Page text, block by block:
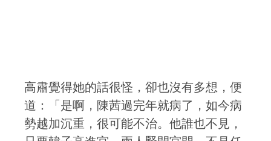
高肅覺得她的話很怪，卻也沒有多想，便
道：「是啊，陳茜過完年就病了，如今病
勢越加沉重，很可能不治。他誰也不見，